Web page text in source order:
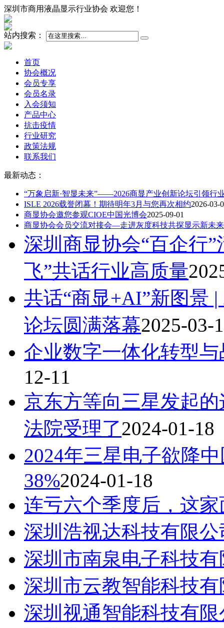
深圳市商用液晶显示行业协会 欢迎您！
站内搜索：
首页
协会概况
会员专享
会员名录
入会须知
产品中心
抗击疫情
行业研究
政策法规
联系我们
最新动态：
“万象启新·智显未来”——2026商显产业创新论坛引领行
ISLE 2026载誉闭幕！期待明年3月与您再次相约2026-03-
商显协会邀您参观CIOE中国光博会2025-09-01
商显协会会员交流对接会—走进灰度科技共探显示新未
深圳商显协会“百企行
飞”共话行业高质量
共话“商显+AI”新图景
论坛圆满落幕2025-03-
企业数字一体化转型
12-11
京东方等向三星发起
法院受理了2024-01-18
2024年三星电子欲降
38%2024-01-18
连亏六个季度后，这
深圳浩视达科技有限公
深圳市南泉电子科技
深圳市云教智能科技
深圳视通智能科技有限